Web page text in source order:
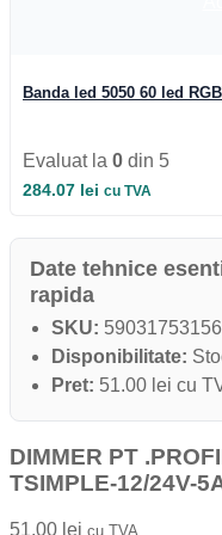
Iluminat Industrial
Automatizari si
Banda led 5050 60 led
Evaluat la 0 din 5
284.07 lei cu TVA
Date tehnice
rapida
SKU:
Disponibilitate:
Pret: 51.00 lei cu
DIMMER PT
TSIMPLE-12/24V-
51.00 lei cu TVA